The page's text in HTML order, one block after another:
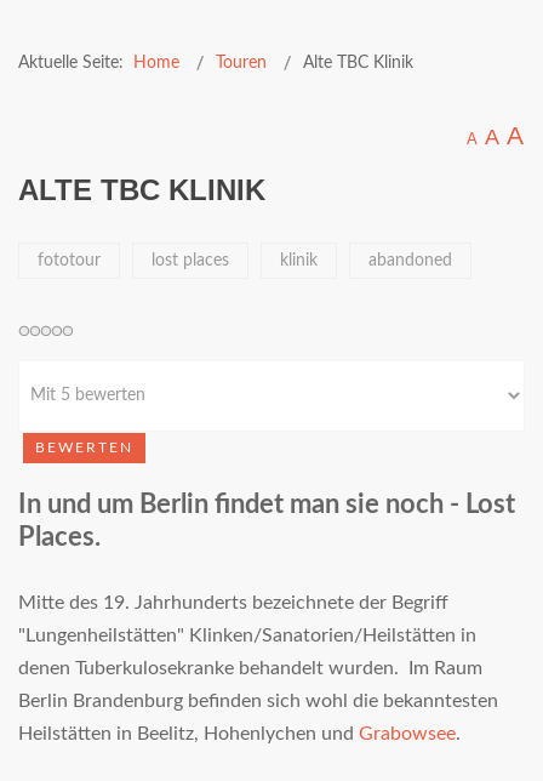
Aktuelle Seite: Home Touren Alte TBC Klinik
A A A
ALTE TBC KLINIK
fototour lost places klinik abandoned
In und um Berlin findet man sie noch - Lost
Places.
Mitte des 19. Jahrhunderts bezeichnete der Begriff
"Lungenheilstätten" Klinken/Sanatorien/Heilstätten in
denen Tuberkulosekranke behandelt wurden. Im Raum
Berlin Brandenburg befinden sich wohl die bekanntesten
Heilstätten in Beelitz, Hohenlychen und Grabowsee.